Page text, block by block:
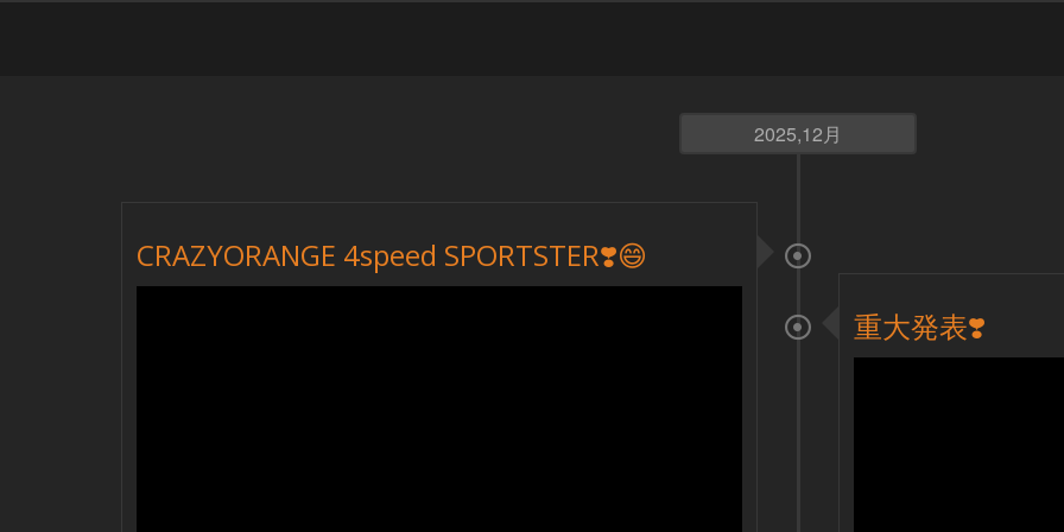
2025,12月
CRAZYORANGE 4speed SPORTSTER❣️😄
重大発表❣️